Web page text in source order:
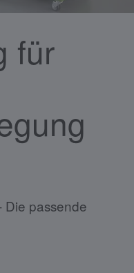
für
Die passende